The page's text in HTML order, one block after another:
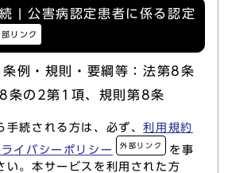
| 公害病認定患者に係る認定
リンク
例・規則・要綱等：法第8条
条の2第1項、規則第8条
手続される方は、必ず、利用規約
イバシーポリシー 外部リンク
を事
い。本サービスを利用された方